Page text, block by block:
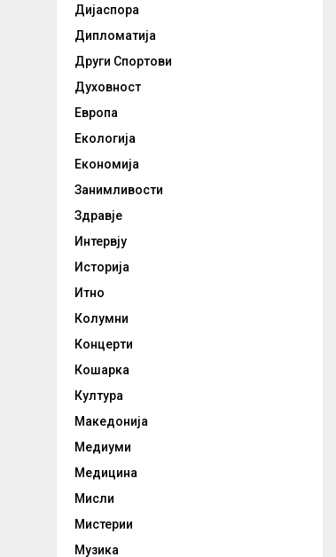
Дијаспора
Дипломатија
Други Спортови
Духовност
Европа
Екологија
Економија
Занимливости
Здравје
Интервју
Историја
Итно
Колумни
Концерти
Кошарка
Култура
Македонија
Медиуми
Медицина
Мисли
Мистерии
Музика